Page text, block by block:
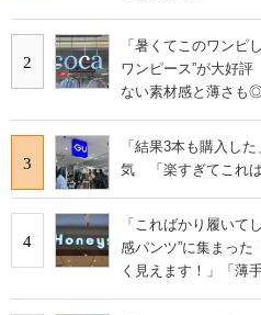
2
「暑くてこのワンピ
ワンピース”が大好
ない素材感と薄さも
3
「結果3本も購入し
気 「楽すぎてこれば
4
「こればかり履い
感パンツ”に集まった
く見えます！」「薄